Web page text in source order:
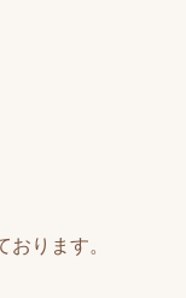
ります。